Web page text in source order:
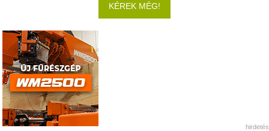
KÉREK MÉG!
hirdetés